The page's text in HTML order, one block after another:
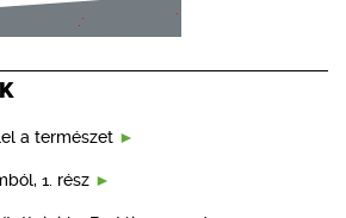
a természet
1. rész